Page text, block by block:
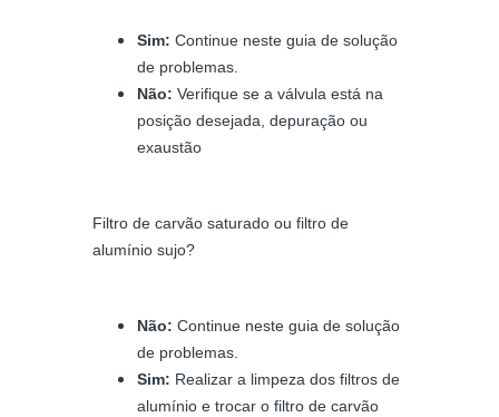
Sim: Continue neste guia de solução
de problemas.
Não: Verifique se a válvula está na
posição desejada, depuração ou
exaustão
Filtro de carvão saturado ou filtro de
alumínio sujo?
Não: Continue neste guia de solução
de problemas.
Sim: Realizar a limpeza dos filtros de
alumínio e trocar o filtro de carvão